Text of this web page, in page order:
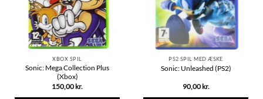
på
varesiden
XBOX SPIL
Sonic: Mega Collection Plus
(Xbox)
150,00 kr.
PS2 SPIL MED ÆSKE
Sonic: Unleashed (PS2)
90,00 kr.